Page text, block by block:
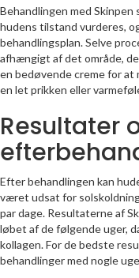
Behandlingen med
hudens tilstand vurderes,
behandlingsplan. Selve
afhængigt af det område,
en bedøvende creme for at
en let prikken eller
Resultater
Efter behandlingen kan
været udsat for
par dage. Resultaterne af
løbet af de følgende uger,
kollagen. For de bedste
behandlinger med nogle